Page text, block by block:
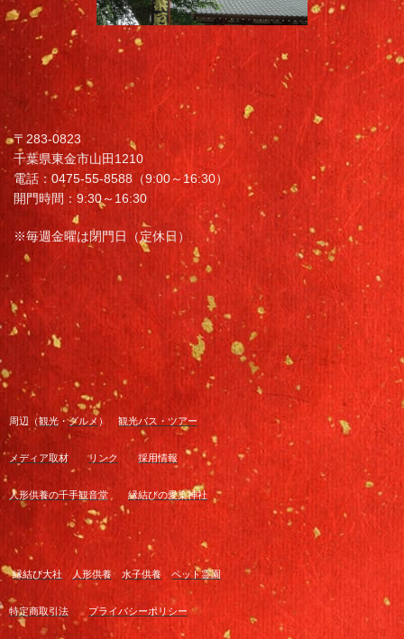
〒283-0823
千葉県東金市山田1210
電話：0475-55-8588（9:00～16:30）
開門時間：9:30～16:30
※毎週金曜は閉門日（定休日）
周辺（観光 ・グルメ ） 観光バス・ツアー
メディア取材 リンク 採用情報
人形供養の千手観音堂 縁結びの愛染神社
縁結び大社 人形供養 水子供養 ペット霊園
特定商取引法 プライバシーポリシー